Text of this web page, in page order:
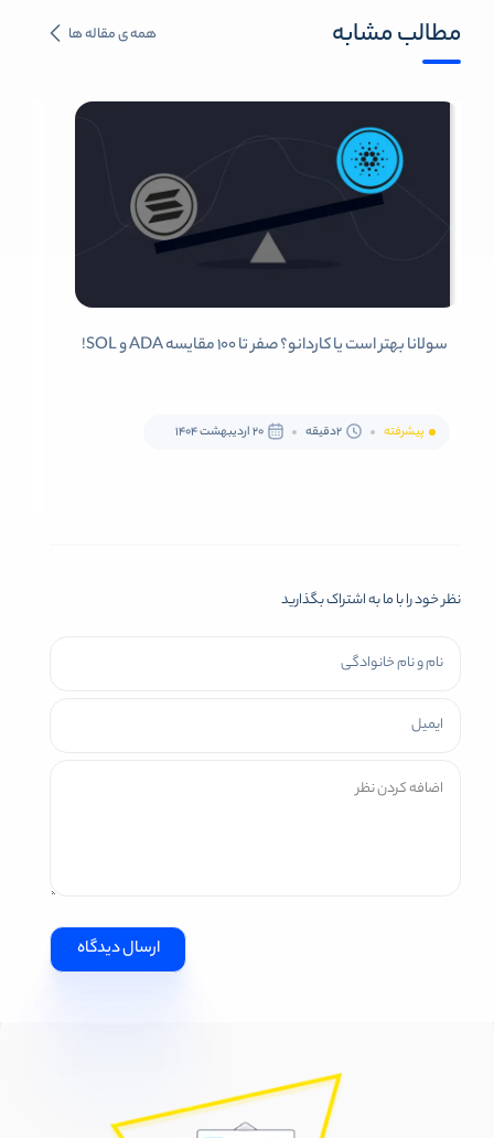
مطالب مشابه همه ی مقاله ها
سولانا بهتر است یا کاردانو؟ صفر تا 100 مقایسه ADA و SOL!
پیشرفته 2دقیقه 20 اردیبهشت 1404
نظر خود را با ما به اشتراک بگذارید